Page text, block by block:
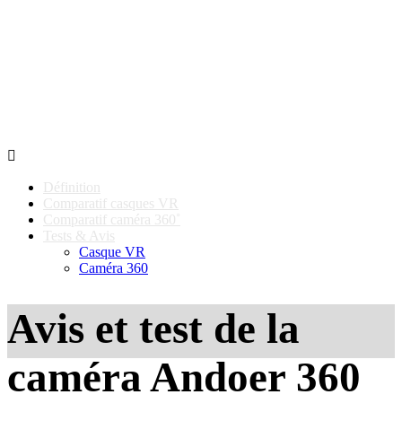

Définition
Comparatif casques VR
Comparatif caméra 360˚
Tests & Avis
Casque VR
Caméra 360
Avis et test de la
caméra Andoer 360